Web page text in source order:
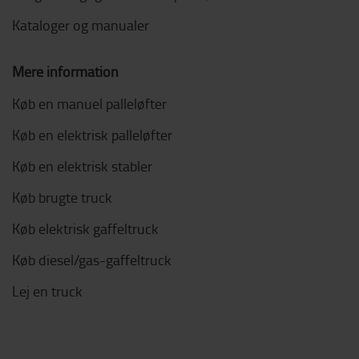
Kataloger og manualer
Mere information
Køb en manuel palleløfter
Køb en elektrisk palleløfter
Køb en elektrisk stabler
Køb brugte truck
Køb elektrisk gaffeltruck
Køb diesel/gas-gaffeltruck
Lej en truck